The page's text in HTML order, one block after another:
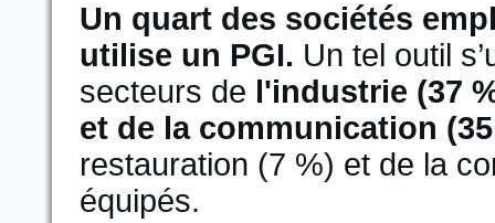
Un quart des sociétés
utilise un PGI. Un tel outil
secteurs de l'industrie (37
et de la communication
restauration (7 %) et de la
équipés.